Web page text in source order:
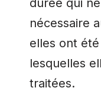
durée qui
nécessaire
elles ont
lesquelles
traitées.